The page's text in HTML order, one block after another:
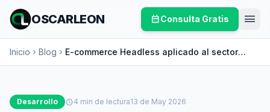
OSCARLEON calendar_monthConsulta Gratis menu
Inicio chevron_right Blog chevron_right E-commerce Headless aplicado al sector
Salud
Desarrollo schedule4 min de lectura13 de May 2026